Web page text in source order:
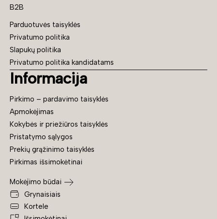
B2B
Parduotuvės taisyklės
Privatumo politika
Slapukų politika
Privatumo politika kandidatams
Informacija
Pirkimo – pardavimo taisyklės
Apmokėjimas
Kokybės ir priežiūros taisyklės
Pristatymo sąlygos
Prekių grąžinimo taisyklės
Pirkimas išsimokėtinai
Mokėjimo būdai
Grynaisiais
Kortele